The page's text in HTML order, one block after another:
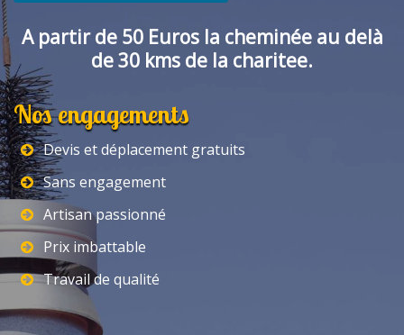
A partir de 50 Euros la cheminée au delà
de 30 kms de la charitee.
Nos engagements
Devis et déplacement gratuits
Sans engagement
Artisan passionné
Prix imbattable
Travail de qualité